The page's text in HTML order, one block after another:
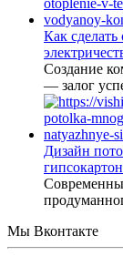
Как
Создание
— залог
Дизайн
Мы Вконтакте